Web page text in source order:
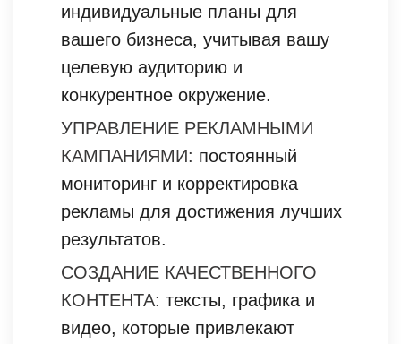
индивидуальные планы для
вашего бизнеса, учитывая вашу
целевую аудиторию и
конкурентное окружение.
УПРАВЛЕНИЕ РЕКЛАМНЫМИ
КАМПАНИЯМИ: постоянный
мониторинг и корректировка
рекламы для достижения лучших
результатов.
СОЗДАНИЕ КАЧЕСТВЕННОГО
КОНТЕНТА: тексты, графика и
видео, которые привлекают